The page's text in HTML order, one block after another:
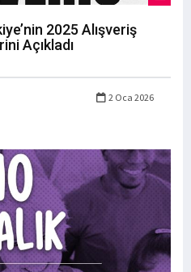
2025 Alışveriş
Açıkladı
2 Oca 2026